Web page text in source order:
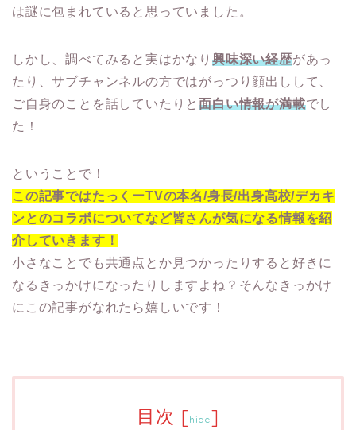
は謎に包まれていると思っていました。
しかし、調べてみると実はかなり 興味深い経歴があっ
たり、サブチャンネルの方ではがっつり顔出しして、
ご自身のことを話していたりと面白い情報が満載でし
た！
ということで！
この記事ではたっくーTVの本名/身長/出身高校/デカキ
ンとのコラボについてなど皆さんが気になる情報を紹
介していきます！
小さなことでも共通点とか見つかったりすると好きに
なるきっかけになったりしますよね？そんなきっかけ
にこの記事がなれたら嬉しいです！
目次 [hide]